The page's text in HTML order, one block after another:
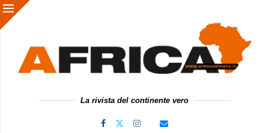
La rivista del continente vero